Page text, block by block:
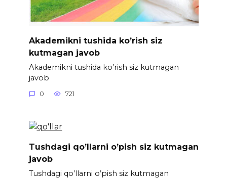
Akademikni tushida ko’rish siz
kutmagan javob
Akademikni tushida ko’rish siz kutmagan
javob
0 721
Tushdagi qo’llarni o’pish siz kutmagan
javob
Tushdagi qo’llarni o’pish siz kutmagan